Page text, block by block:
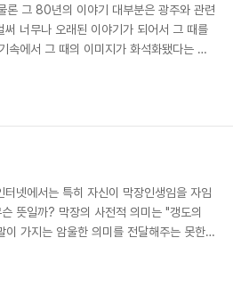
론 그 80년의 이야기 대부분은 광주와 관련
너무나 오래된 이야기가 되어서 그 때를
속에서 그 때의 이미지가 화석화됐다는 느
악다구니가 터저 나오기도 하고 말이다. 이
너무 천편일률적인 이야기들만 떠돌..
넷에서는 특히 자신이 막장인생임을 자임
뜻일까? 막장의 사전적 의미는 "갱도의
가지는 암울한 의미를 전달해주는 못한
중에서도 탄광의 가장 깊숙한 끝을 의미